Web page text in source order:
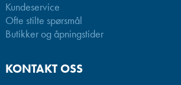
Kundeservice
Ofte stilte spørsmål
Butikker og åpningstider
KONTAKT OSS